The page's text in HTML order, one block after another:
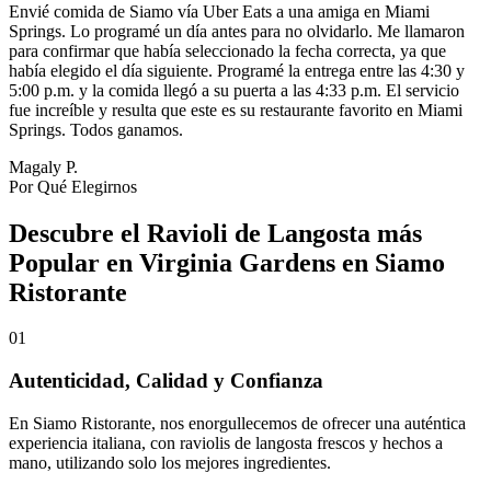
Envié comida de Siamo vía Uber Eats a una amiga en Miami
Springs. Lo programé un día antes para no olvidarlo. Me llamaron
para confirmar que había seleccionado la fecha correcta, ya que
había elegido el día siguiente. Programé la entrega entre las 4:30 y
5:00 p.m. y la comida llegó a su puerta a las 4:33 p.m. El servicio
fue increíble y resulta que este es su restaurante favorito en Miami
Springs. Todos ganamos.
Magaly P.
Por Qué Elegirnos
Descubre el Ravioli de Langosta más
Popular en Virginia Gardens en Siamo
Ristorante
01
Autenticidad, Calidad y Confianza
En Siamo Ristorante, nos enorgullecemos de ofrecer una auténtica
experiencia italiana, con raviolis de langosta frescos y hechos a
mano, utilizando solo los mejores ingredientes.